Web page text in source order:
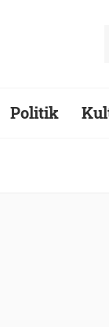
Politik